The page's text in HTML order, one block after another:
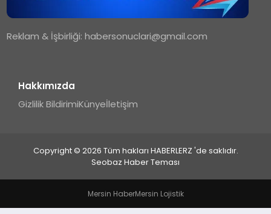
Reklam & İşbirliği:habersonuclari@gmail.com
Hakkımızda
Gizlilik BildirimiKünyeİletişim
Copyright © 2026 Tüm hakları HABERLERZ 'de saklıdır.
Seobaz Haber Teması
Mersin HaberMersin Lojistik